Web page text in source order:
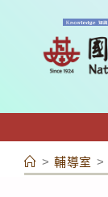
容
> 輔導室 >